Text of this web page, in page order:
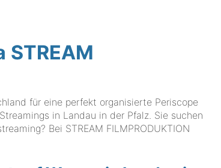
für eine perfekt organisierte Periscope
in Landau in der Pfalz. Sie suchen
Bei STREAM FILMPRODUKTION